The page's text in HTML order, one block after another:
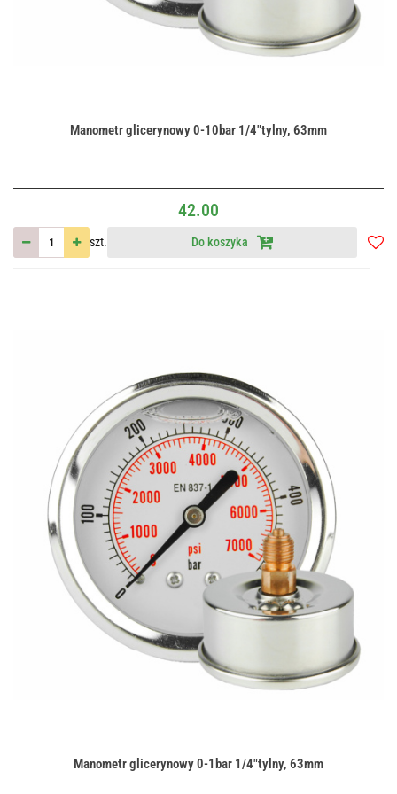
Manometr glicerynowy 0-10bar 1/4"tylny, 63mm
42.00
szt. Do koszyka
Manometr glicerynowy 0-1bar 1/4"tylny, 63mm